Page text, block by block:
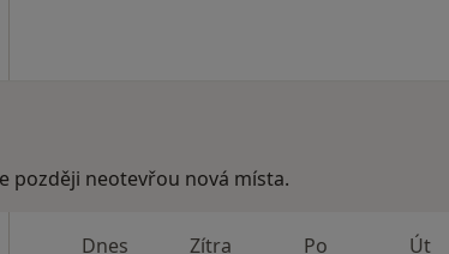
později neotevřou nová místa.
Dnes Zítra Po Út